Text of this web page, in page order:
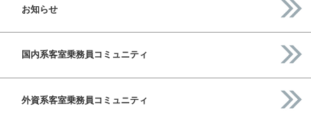
お知らせ
国内系客室乗務員コミュニティ
外資系客室乗務員コミュニティ